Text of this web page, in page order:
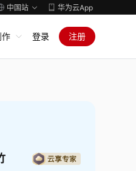
中国站 华为云App
作 登录 注册